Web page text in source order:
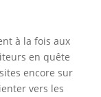
à la fois aux
en quête
encore sur
vers les